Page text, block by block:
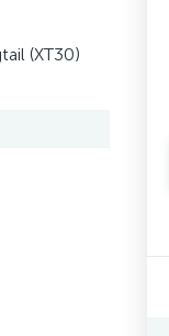
(XT30)